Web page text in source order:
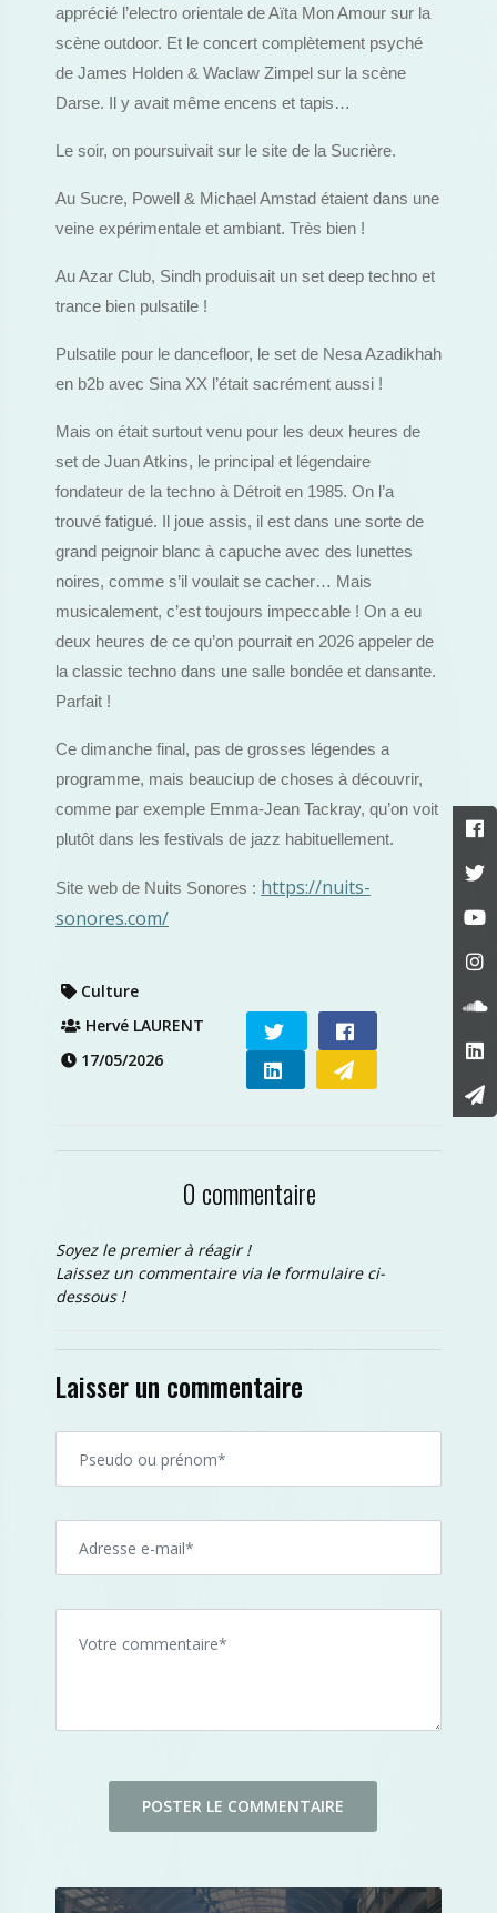
apprécié l’electro orientale de Aïta Mon Amour sur la
scène outdoor. Et le concert complètement psyché
de James Holden & Waclaw Zimpel sur la scène
Darse. Il y avait même encens et tapis…
Le soir, on poursuivait sur le site de la Sucrière.
Au Sucre, Powell & Michael Amstad étaient dans une
veine expérimentale et ambiant. Très bien !
Au Azar Club, Sindh produisait un set deep techno et
trance bien pulsatile !
Pulsatile pour le dancefloor, le set de Nesa Azadikhah
en b2b avec Sina XX l’était sacrément aussi !
Mais on était surtout venu pour les deux heures de
set de Juan Atkins, le principal et légendaire
fondateur de la techno à Détroit en 1985. On l’a
trouvé fatigué. Il joue assis, il est dans une sorte de
grand peignoir blanc à capuche avec des lunettes
noires, comme s’il voulait se cacher… Mais
musicalement, c’est toujours impeccable ! On a eu
deux heures de ce qu’on pourrait en 2026 appeler de
la classic techno dans une salle bondée et dansante.
Parfait !
Ce dimanche final, pas de grosses légendes a
programme, mais beauciup de choses à découvrir,
comme par exemple Emma-Jean Tackray, qu’on voit
plutôt dans les festivals de jazz habituellement.
Site web de Nuits Sonores : https://nuits-
sonores.com/
Culture
Hervé LAURENT
17/05/2026
0 commentaire
Soyez le premier à réagir !
Laissez un commentaire via le formulaire ci-
dessous !
Laisser un commentaire